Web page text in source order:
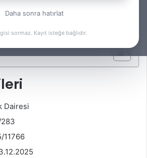
Daha sonra hatırlat
sormaz. Kayıt isteğe bağlıdır.
w
n
X
p
s
t
a
ö
e
r
Dairesi
11766